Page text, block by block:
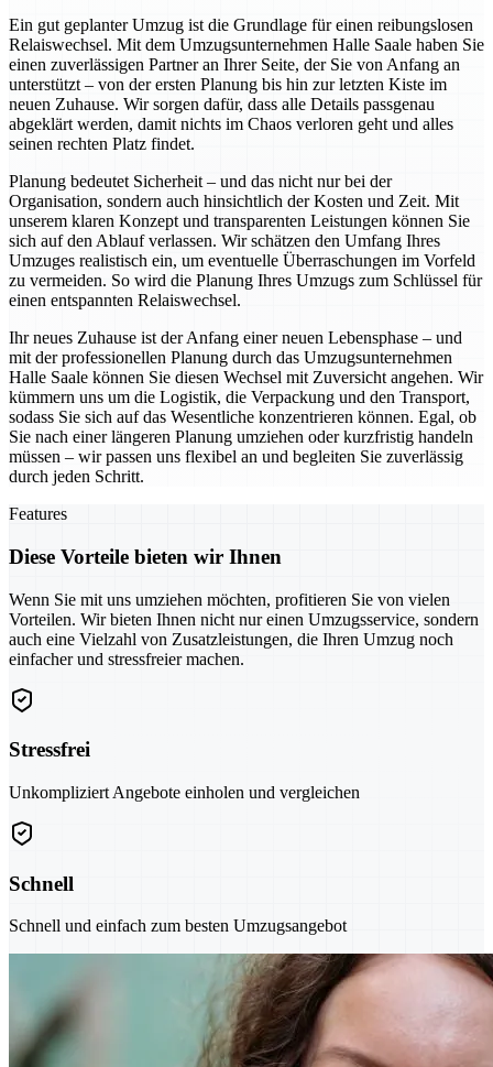
Ein gut geplanter Umzug ist die Grundlage für einen reibungslosen
Relaiswechsel. Mit dem Umzugsunternehmen Halle Saale haben Sie
einen zuverlässigen Partner an Ihrer Seite, der Sie von Anfang an
unterstützt – von der ersten Planung bis hin zur letzten Kiste im
neuen Zuhause. Wir sorgen dafür, dass alle Details passgenau
abgeklärt werden, damit nichts im Chaos verloren geht und alles
seinen rechten Platz findet.
Planung bedeutet Sicherheit – und das nicht nur bei der
Organisation, sondern auch hinsichtlich der Kosten und Zeit. Mit
unserem klaren Konzept und transparenten Leistungen können Sie
sich auf den Ablauf verlassen. Wir schätzen den Umfang Ihres
Umzuges realistisch ein, um eventuelle Überraschungen im Vorfeld
zu vermeiden. So wird die Planung Ihres Umzugs zum Schlüssel für
einen entspannten Relaiswechsel.
Ihr neues Zuhause ist der Anfang einer neuen Lebensphase – und
mit der professionellen Planung durch das Umzugsunternehmen
Halle Saale können Sie diesen Wechsel mit Zuversicht angehen. Wir
kümmern uns um die Logistik, die Verpackung und den Transport,
sodass Sie sich auf das Wesentliche konzentrieren können. Egal, ob
Sie nach einer längeren Planung umziehen oder kurzfristig handeln
müssen – wir passen uns flexibel an und begleiten Sie zuverlässig
durch jeden Schritt.
Features
Diese Vorteile bieten wir Ihnen
Wenn Sie mit uns umziehen möchten, profitieren Sie von vielen
Vorteilen. Wir bieten Ihnen nicht nur einen Umzugsservice, sondern
auch eine Vielzahl von Zusatzleistungen, die Ihren Umzug noch
einfacher und stressfreier machen.
Stressfrei
Unkompliziert Angebote einholen und vergleichen
Schnell
Schnell und einfach zum besten Umzugsangebot